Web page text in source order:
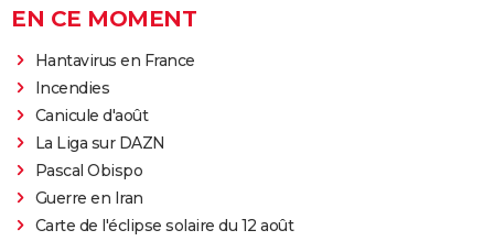
EN CE MOMENT
Hantavirus en France
Incendies
Canicule d'août
La Liga sur DAZN
Pascal Obispo
Guerre en Iran
Carte de l'éclipse solaire du 12 août